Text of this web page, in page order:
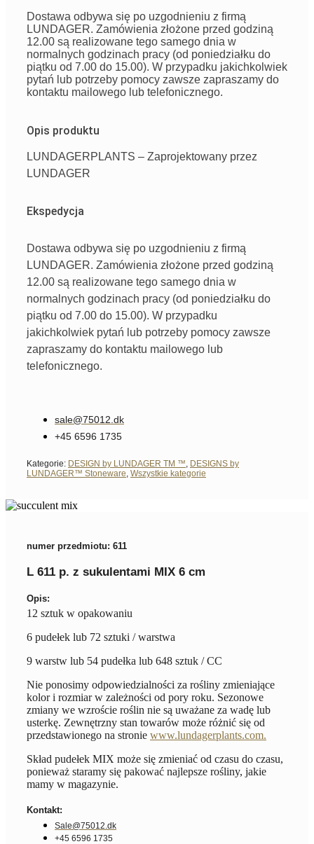
Dostawa odbywa się po uzgodnieniu z firmą
LUNDAGER. Zamówienia złożone przed godziną
12.00 są realizowane tego samego dnia w
normalnych godzinach pracy (od poniedziałku do
piątku od 7.00 do 15.00). W przypadku jakichkolwiek
pytań lub potrzeby pomocy zawsze zapraszamy do
kontaktu mailowego lub telefonicznego.
Opis produktu
LUNDAGERPLANTS – Zaprojektowany przez
LUNDAGER
Ekspedycja
Dostawa odbywa się po uzgodnieniu z firmą
LUNDAGER. Zamówienia złożone przed godziną
12.00 są realizowane tego samego dnia w
normalnych godzinach pracy (od poniedziałku do
piątku od 7.00 do 15.00). W przypadku
jakichkolwiek pytań lub potrzeby pomocy zawsze
zapraszamy do kontaktu mailowego lub
telefonicznego.
sale@75012.dk
+45 6596 1735
Kategorie: DESIGN by LUNDAGER TM ™ DESIGNS by
LUNDAGER™ Stoneware Wszystkie kategorie
numer przedmiotu: 611
L 611 p. z sukulentami MIX 6 cm
Opis:
12 sztuk w opakowaniu
6 pudełek lub 72 sztuki / warstwa
9 warstw lub 54 pudełka lub 648 sztuk / CC
Nie ponosimy odpowiedzialności za rośliny zmieniające
kolor i rozmiar w zależności od pory roku. Sezonowe
zmiany we wzroście roślin nie są uważane za wadę lub
usterkę. Zewnętrzny stan towarów może różnić się od
przedstawionego na stronie www.lundagerplants.com.
Skład pudełek MIX może się zmieniać od czasu do czasu,
ponieważ staramy się pakować najlepsze rośliny, jakie
mamy w magazynie.
Kontakt:
Sale@75012.dk
+45 6596 1735